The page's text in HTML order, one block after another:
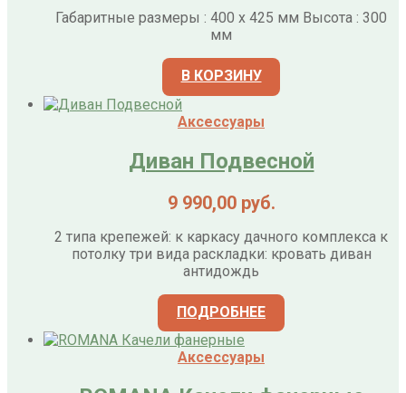
Габаритные размеры : 400 x 425 мм Высота : 300
мм
В КОРЗИНУ
Аксессуары
Диван Подвесной
9 990,00 руб.
2 типа крепежей: к каркасу дачного комплекса к
потолку три вида раскладки: кровать диван
антидождь
ПОДРОБНЕЕ
Аксессуары